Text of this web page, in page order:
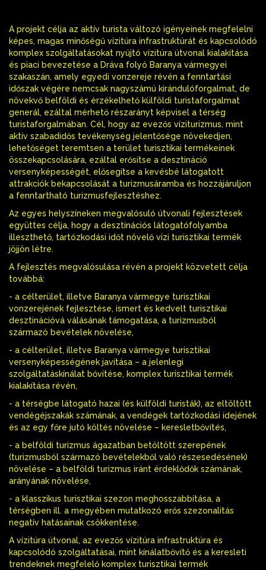
A projekt célja az aktív turista változó igényeinek megfelelni
képes, magas minőségű vízitúra infrastruktúrát és kapcsolódó
komplex szolgáltatásokat nyújtó vízitúra útvonal kialakítása
és piaci bevezetése a Dráva folyó Baranya vármegyei
szakaszán, amely egyedi vonzereje révén a fenntartási
időszak végére nemcsak nagyszámú kirándulóforgalmat, de
növekvő belföldi és érzékelhető külföldi turistaforgalmat
generál, ezáltal mérhető részarányt képvisel a térség
turistaforgalmában. Cél, hogy az evezős víziturizmus, mint
aktív szabadidős tevékenység jelentősége növekedjen,
lehetőséget teremtsen a terület turisztikai termékeinek
összekapcsolására, ezáltal erősítse a desztináció
versenyképességét, elősegítse a kevésbé látogatott
attrakciók bekapcsolását a turizmusáramba és hozzájáruljon
a fenntartható turizmusfejlesztéshez.
Az egyes helyszíneken megvalósuló útvonali fejlesztések
együttes célja, hogy a desztinációs látogatófolyamba
illeszthető, tartózkodási időt növelő vízi turisztikai termék
jöjjön létre.
A fejlesztés megvalósulása révén a projekt közvetett célja
továbbá:
- a célterület, illetve Baranya vármegye turisztikai
vonzerejének fejlesztése, ismert és kedvelt turisztikai
desztinációvá válásának támogatása, a turizmusból
származó bevételek növelése,
- a célterület, illetve Baranya vármegye turisztikai
versenyképességének javítása – a jelenlegi
szolgáltatáskínálat bővítése, komplex turisztikai termék
kialakítása révén,
- a térségbe látogató hazai (és külföldi turisták), az eltöltött
vendégéjszakák számának, a vendégek tartózkodási idejének
és az egy főre jutó költés növelése – keresletbővítés,
- a belföldi turizmus ágazatban betöltött szerepének
(turizmusból származó bevételekből való részesedésének)
növelése – a belföldi turizmus iránt érdeklődők számának,
arányának növelése,
- a klasszikus turisztikai szezon meghosszabbítása, a
térségben ill. a megyében mutatkozó erős szezonalitás
negatív hatásainak csökkentése.
A vízitúra útvonal, az evezős vízitúra infrastruktúra és
kapcsolódó szolgáltatásai, mint kínálatbővítő és a keresleti
trendeknek megfelelő komplex turisztikai termék